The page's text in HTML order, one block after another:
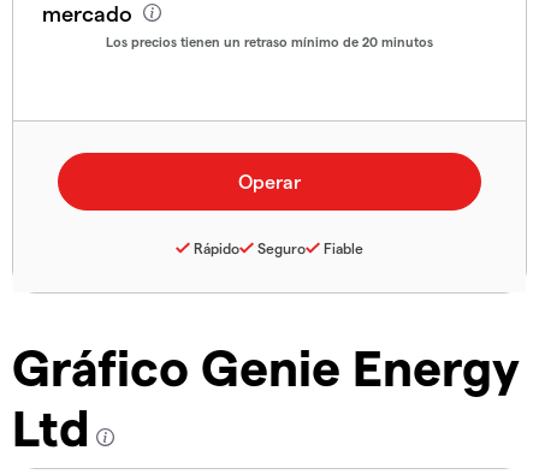
Gráfico Genie Energy
Ltd
mercado
Los precios tienen un retraso mínimo de 20 minutos
Rápido Seguro Fiable